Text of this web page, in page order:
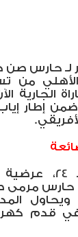
لـ حارس صن
الأهلي
الجارية
ضمن إطار
في الدقيقة
حارس مرمى
ويحاول
في قدم